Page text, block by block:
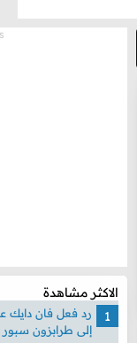
الاكثر مشاهدة
رد فعل فان دايك
إلى طرابزون سبور